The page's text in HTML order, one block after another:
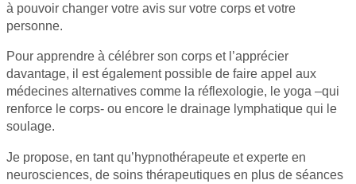
à pouvoir changer votre avis sur votre corps et votre
personne.
Pour apprendre à célébrer son corps et l’apprécier
davantage, il est également possible de faire appel aux
médecines alternatives comme la réflexologie, le yoga –qui
renforce le corps- ou encore le drainage lymphatique qui le
soulage.
Je propose, en tant qu’hypnothérapeute et experte en
neurosciences, de soins thérapeutiques en plus de séances